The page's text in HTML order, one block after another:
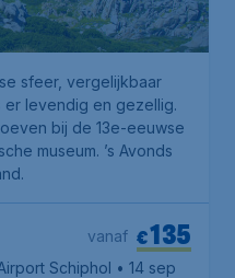
sfeer, vergelijkbaar
er levendig en gezellig.
bij de 13e-eeuwse
museum. ’s Avonds
€135
vanaf
Schiphol • 14 sep